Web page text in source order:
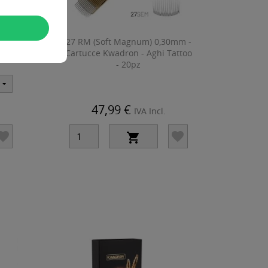
27 RM (Soft Magnum) 0,30mm -
Cartucce Kwadron - Aghi Tattoo
- 20pz
47,99 € IVA Incl.
 